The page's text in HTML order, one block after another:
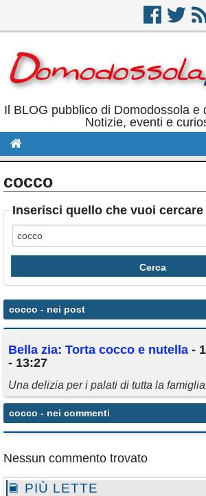
Il BLOG pubblico di Domodossola e
Notizie, eventi e
Politica
Eventi
Calendario
Annunci
cocco
Inserisci quello che vuoi cercare
cocco - nei post
Bella zia: Torta cocco e nutella -
- 13:27
Una delizia per i palati di tutta la
cocco - nei commenti
Nessun commento trovato
PIÙ LETTE